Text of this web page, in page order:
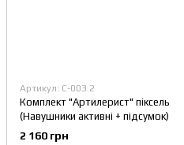
Артикул: C-003.2
Комплект "Артилерист" піксель
(Навушники активні + підсумок)
2 160 грн